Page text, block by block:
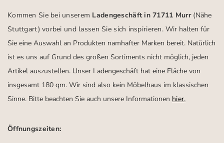
Kommen Sie bei unserem Ladengeschäft in 71711 Murr (Nähe
Stuttgart) vorbei und lassen Sie sich inspirieren.Wir halten für
Sie eine Auswahl an Produkten namhafter Marken bereit. Natürlich
ist es uns auf Grund des großen Sortiments nicht möglich, jeden
Artikel auszustellen. Unser Ladengeschäft hat eine Fläche von
insgesamt 180 qm. Wir sind also kein Möbelhaus im klassischen
Sinne. Bitte beachten Sie auch unsere Informationen hier.
Öffnungszeiten: